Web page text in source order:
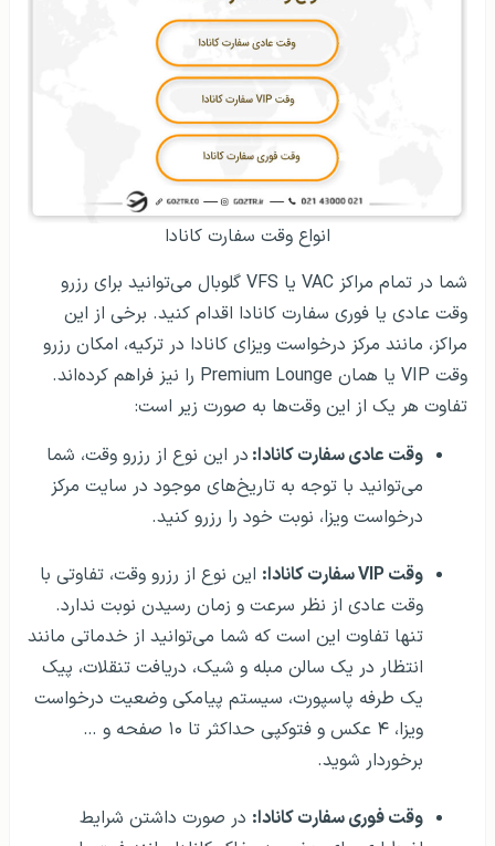
انواع وقت سفارت کانادا
شما در تمام مراکز VAC یا VFS گلوبال می‌توانید برای رزرو
وقت عادی یا فوری سفارت کانادا اقدام کنید. برخی از این
مراکز، مانند مرکز درخواست ویزای کانادا در ترکیه، امکان رزرو
وقت VIP یا همان Premium Lounge را نیز فراهم کرده‌اند.
تفاوت هر یک از این وقت‌ها به صورت زیر است:
وقت عادی سفارت کانادا: در این نوع از رزرو وقت، شما
می‌توانید با توجه به تاریخ‌های موجود در سایت مرکز
درخواست ویزا، نوبت خود را رزرو کنید.
وقت VIP سفارت کانادا:
این نوع از رزرو وقت، تفاوتی با
وقت عادی از نظر سرعت و زمان رسیدن نوبت ندارد.
تنها تفاوت این است که شما می‌توانید از خدماتی مانند
انتظار در یک سالن مبله و شیک، دریافت تنقلات، پیک
یک طرفه پاسپورت، سیستم پیامکی وضعیت درخواست
ویزا، ۴ عکس و فتوکپی حداکثر تا ۱۰ صفحه و …
برخوردار شوید.
وقت فوری سفارت کانادا: در صورت داشتن شرایط